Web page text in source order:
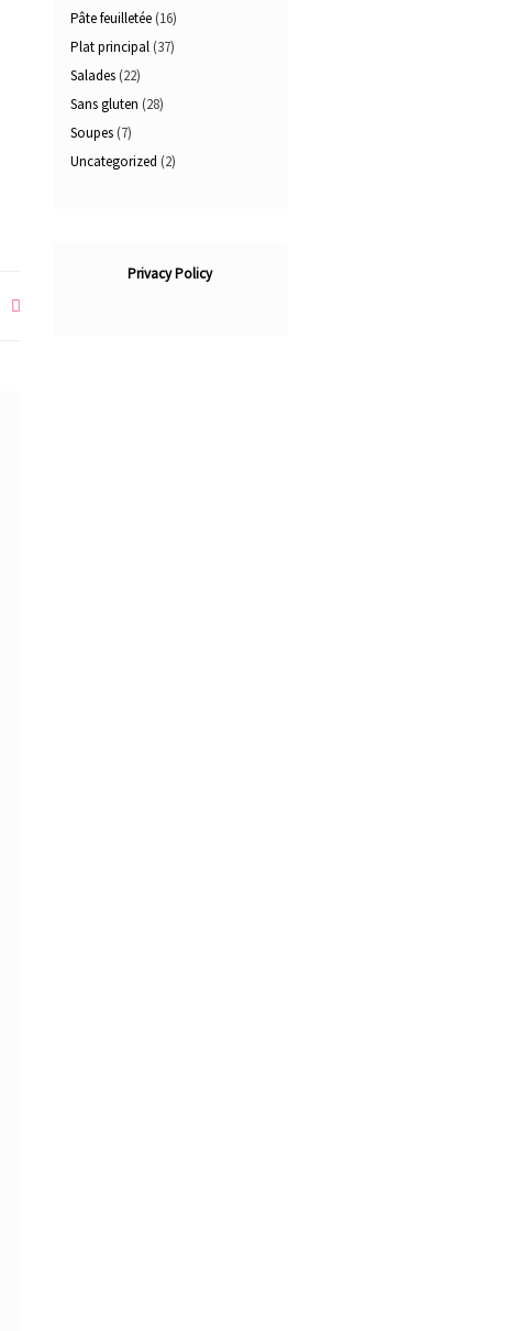
Pâte feuilletée(16)
Plat principal(37)
Salades(22)
Sans gluten (28)
Soupes(7)
Uncategorized (2)
Privacy Policy